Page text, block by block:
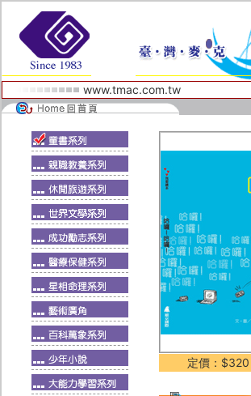
www.tmac.com.tw
定價：$320